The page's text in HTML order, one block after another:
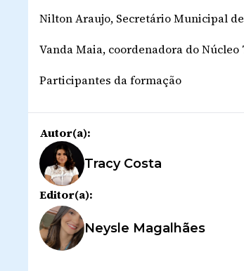
Nilton Araujo, Secretário Municipal
Vanda Maia, coordenadora do
Participantes da formação
Autor(a):
Tracy Costa
Editor(a):
Neysle Magalhães